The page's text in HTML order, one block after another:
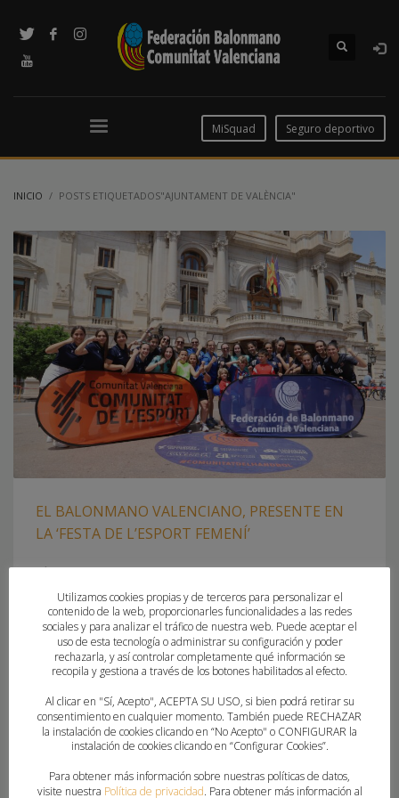
MiSquad Seguro deportivo
INICIO POSTS ETIQUETADOS"AJUNTAMENT DE VALÈNCIA"
EL BALONMANO VALENCIANO, PRESENTE EN
LA ‘FESTA DE L’ESPORT FEMENÍ’
MÁS DE UN CENTENAR DE JUGADORAS HAN ACUDIDO A LA
MATINAL DEPORTIVA ORGANIZADA POR LA FUNDACIÓN
DEPORTIVA MUNICIPAL DE VALENCIA La Plaza del
Ayuntamiento de València se ha transformado este sábado
para recibir la primera edición de la ‘Festa de l’Esport
Femení’, una jornada lúdico-deportiva organizada por la
Fundación Deportiva y que ha contado con
PUBLICADO EN CLUBES
FEDERACION
Utilizamos cookies propias y de terceros para personalizar el
contenido de la web, proporcionarles funcionalidades a las redes
sociales y para analizar el tráfico de nuestra web. Puede aceptar el
uso de esta tecnología o administrar su configuración y poder
rechazarla, y así controlar completamente qué información se
recopila y gestiona a través de los botones habilitados al efecto.
Al clicar en "Sí, Acepto", ACEPTA SU USO, si bien podrá retirar su
consentimiento en cualquier momento. También puede RECHAZAR
la instalación de cookies clicando en “No Acepto" o CONFIGURAR la
instalación de cookies clicando en “Configurar Cookies”.
Para obtener más información sobre nuestras políticas de datos,
visite nuestra Política de privacidad. Para obtener más información al